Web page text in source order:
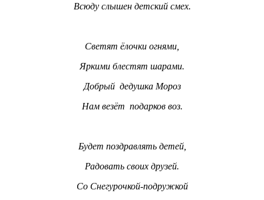
Всюду слышен детский смех.
Светят ёлочки огнями,
Яркими блестят шарами.
Добрый дедушка Мороз
Нам везёт подарков воз.
Будет поздравлять детей,
Радовать своих друзей.
Со Снегурочкой-подружкой